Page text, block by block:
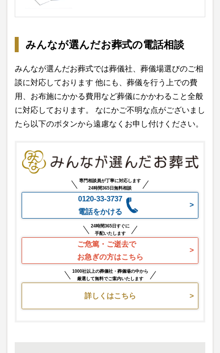
みんなが選んだお葬式の電話相談
みんなが選んだお葬式では葬儀社、葬儀場選びのご相
談に対応しております 他にも、葬儀を行う上での費
用、お布施にかかる費用など葬儀にかかわること全般
に対応しております。 なにかご不明な点がございまし
たら以下のボタンから遠慮なくお申し付けください。
専門相談員が丁寧に対応します
24時間365日無料相談
0120-33-3737
電話をかける
24時間365日すぐに
手配いたします
ご危篤・ご逝去で
お急ぎの方はこちら
1000社以上の葬儀社・葬儀場の中から
厳選して無料でご案内いたします
詳しくはこちら